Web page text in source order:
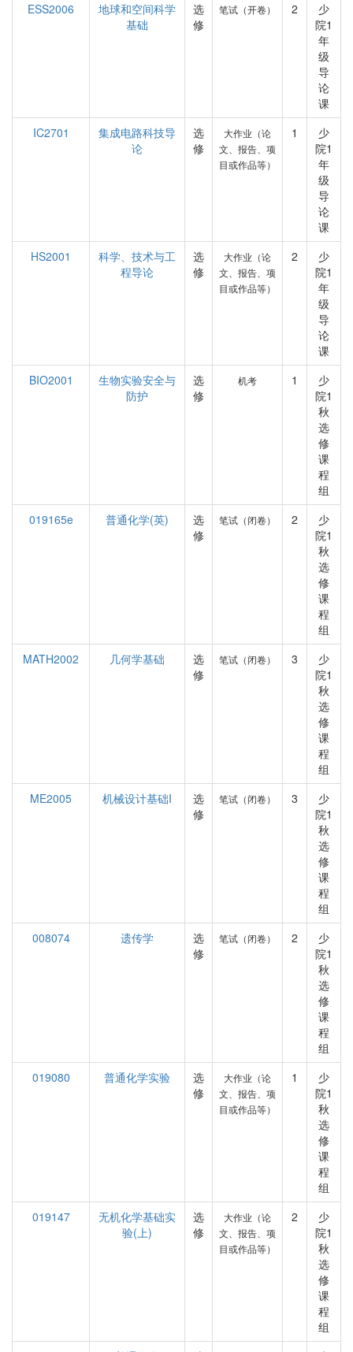
ESS2006
地球和空间科学
基础
选
修
笔试（开卷） 2
少
院1
年
级
导
论
课
IC2701
集成电路科技导
论
选
修
大作业（论
文、报告、项
目或作品等）
1
少
院1
年
级
导
论
课
HS2001
科学、技术与工
程导论
选
修
大作业（论
文、报告、项
目或作品等）
2
少
院1
年
级
导
论
课
BIO2001
生物实验安全与
防护
选
修
机考 1
少
院1
秋
选
修
课
程
组
019165e
普通化学(英)
选
修
笔试（闭卷） 2
少
院1
秋
选
修
课
程
组
MATH2002
几何学基础
选
修
笔试（闭卷） 3
少
院1
秋
选
修
课
程
组
ME2005
机械设计基础I
选
修
笔试（闭卷） 3
少
院1
秋
选
修
课
程
组
008074
遗传学
选
修
笔试（闭卷） 2
少
院1
秋
选
修
课
程
组
019080
普通化学实验
选
修
大作业（论
文、报告、项
目或作品等）
1
少
院1
秋
选
修
课
程
组
019147
无机化学基础实
验(上)
选
修
大作业（论
文、报告、项
目或作品等）
2
少
院1
秋
选
修
课
程
组